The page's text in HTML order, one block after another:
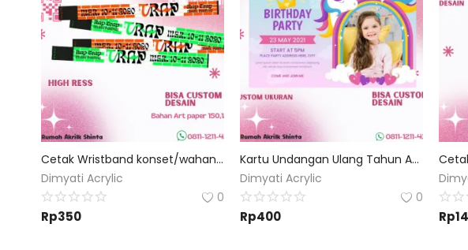
Cetak Wristband konset/wahana cetak tiket gelang event
Dimyati Acrylic
0
Rp350
Kartu Undangan Ulang Tahun Anak Custom
Dimyati Acrylic
0
Rp400 Rp